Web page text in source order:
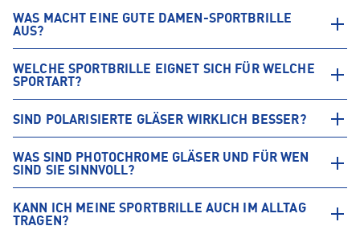
WAS MACHT EINE GUTE DAMEN-SPORTBRILLE
AUS?
WELCHE SPORTBRILLE EIGNET SICH FÜR WELCHE
SPORTART?
SIND POLARISIERTE GLÄSER WIRKLICH BESSER?
WAS SIND PHOTOCHROME GLÄSER UND FÜR WEN
SIND SIE SINNVOLL?
KANN ICH MEINE SPORTBRILLE AUCH IM ALLTAG
TRAGEN?